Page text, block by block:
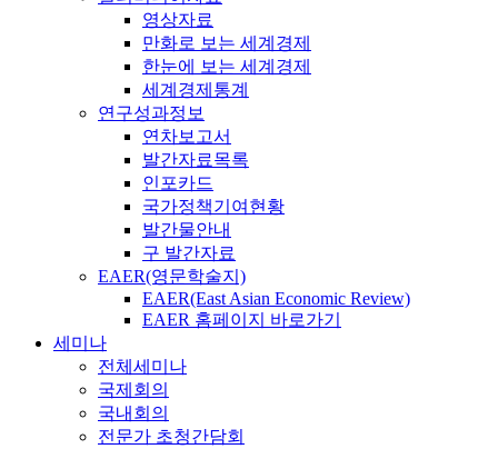
영상자료
만화로 보는 세계경제
한눈에 보는 세계경제
세계경제통계
연구성과정보
연차보고서
발간자료목록
인포카드
국가정책기여현황
발간물안내
구 발간자료
EAER(영문학술지)
EAER(East Asian Economic Review)
EAER 홈페이지 바로가기
세미나
전체세미나
국제회의
국내회의
전문가 초청간담회